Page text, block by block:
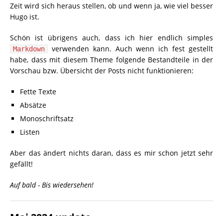
Zeit wird sich heraus stellen, ob und wenn ja, wie viel besser
Hugo ist.
Schön ist übrigens auch, dass ich hier endlich simples
Markdown
verwenden kann. Auch wenn ich fest gestellt
habe, dass mit diesem Theme folgende Bestandteile in der
Vorschau bzw. Übersicht der Posts nicht funktionieren:
Fette Texte
Absätze
Monoschriftsatz
Listen
Aber das ändert nichts daran, dass es mir schon jetzt sehr
gefällt!
Auf bald - Bis wiedersehen!